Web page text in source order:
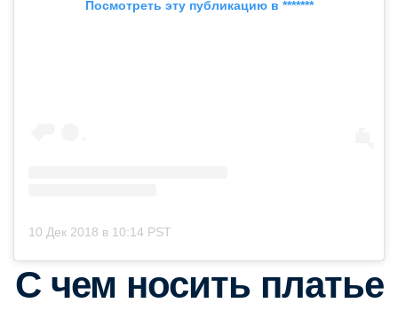
Посмотреть эту публикацию в *******
10 Дек 2018 в 10:14 PST
С чем носить платье